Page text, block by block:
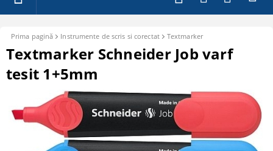
Prima pagină Instrumente de scris si corectat Textmarker
Textmarker Schneider Job varf
tesit 1+5mm